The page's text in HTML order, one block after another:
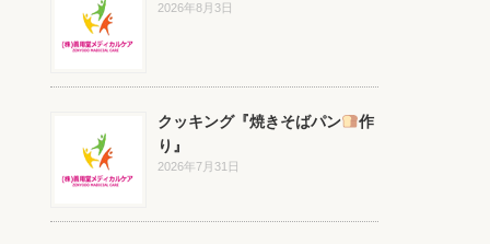
2026年8月3日
クッキング『焼きそばパン
作
り』
2026年7月31日